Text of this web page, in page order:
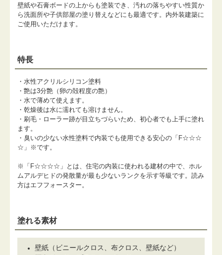
壁紙や石膏ボードの上からも塗装でき、汚れの落ちやすい性質か
ら洗面所や子供部屋の塗り替えなどにも最適です。内外装建築に
ご使用いただけます。
特長
・水性アクリルシリコン塗料
・艶は3分艶（卵の殻程度の艶）
・水で薄めて使えます。
・乾燥後は水に濡れても溶けません。
・刷毛・ローラー跡が目立ちづらいため、初心者でも上手に塗れ
ます。
・臭いの少ない水性塗料で内装でも使用できる安心の「F☆☆☆
☆」※です。
※「F☆☆☆☆」とは、住宅の内装に使われる建材の中で、ホル
ムアルデヒドの発散量が最も少ないランクを示す等級です。読み
方はエフフォースター。
塗れる素材
壁紙（ビニールクロス、布クロス、壁紙など）